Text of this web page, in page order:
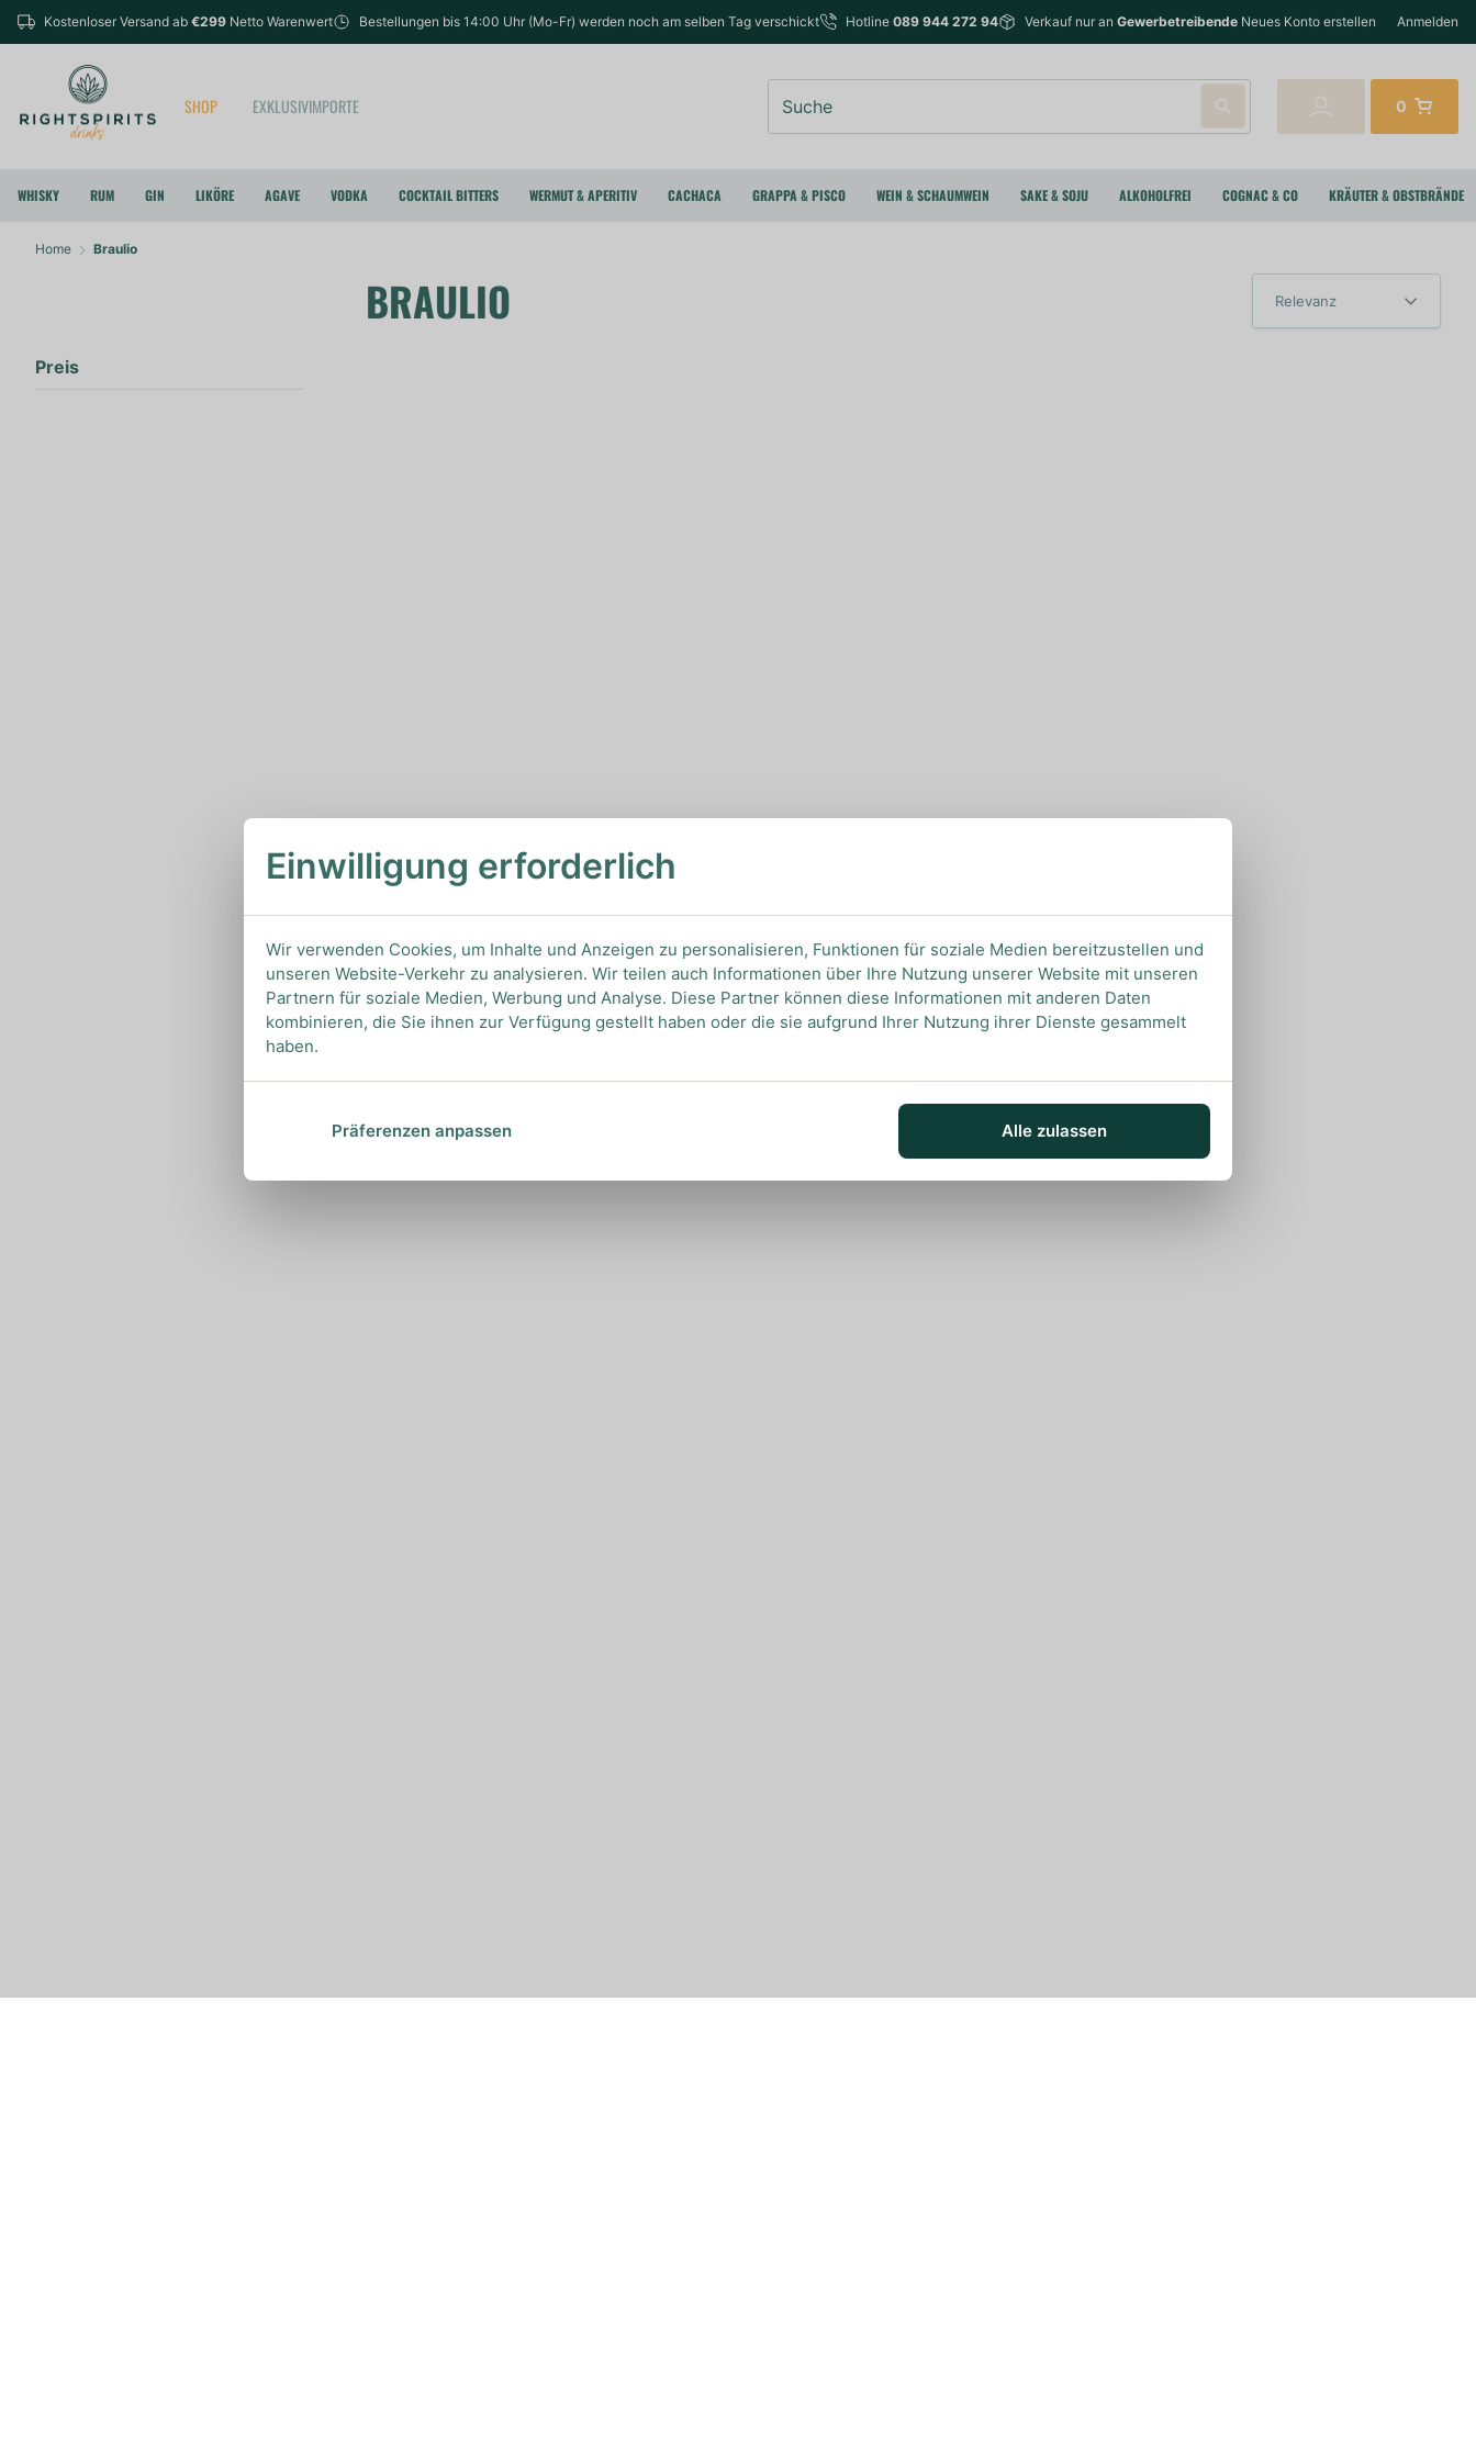
Kostenloser Versand ab €299 Netto Warenwert Bestellungen bis 14:00 Uhr (Mo-Fr) werden noch am selben Tag verschickt Hotline 089 944 272 94 Verkauf nur an Gewerbetreibende Neues Konto erstellen Anmelden
SHOP EXKLUSIVIMPORTE 0
WHISKY RUM GIN LIKÖRE AGAVE VODKA COCKTAIL BITTERS WERMUT & APERITIV CACHACA GRAPPA & PISCO WEIN & SCHAUMWEIN SAKE & SOJU ALKOHOLFREI COGNAC & CO KRÄUTER & OBSTBRÄNDE
Home Braulio
Preis
BRAULIO
Einwilligung erforderlich
Wir verwenden Cookies, um Inhalte und Anzeigen zu personalisieren, Funktionen für soziale Medien bereitzustellen und
unseren Website-Verkehr zu analysieren. Wir teilen auch Informationen über Ihre Nutzung unserer Website mit unseren
Partnern für soziale Medien, Werbung und Analyse. Diese Partner können diese Informationen mit anderen Daten
kombinieren, die Sie ihnen zur Verfügung gestellt haben oder die sie aufgrund Ihrer Nutzung ihrer Dienste gesammelt
haben.
Präferenzen anpassen Alle zulassen